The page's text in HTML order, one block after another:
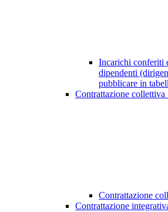
Incarichi conferiti
dipendenti
pubblicare in
Contrattazione collettiva
Contrattazione
Contrattazione